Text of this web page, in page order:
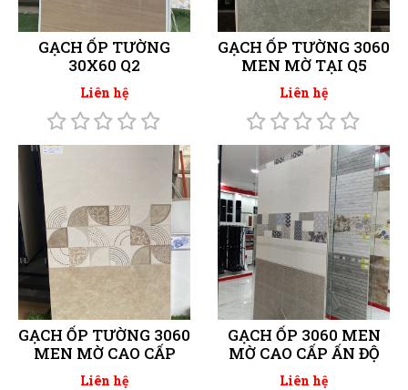
GẠCH ỐP TƯỜNG
30X60 Q2
Liên hệ
GẠCH ỐP TƯỜNG 3060
MEN MỜ TẠI Q5
Liên hệ
GẠCH ỐP TƯỜNG 3060
MEN MỜ CAO CẤP
Liên hệ
GẠCH ỐP 3060 MEN
MỜ CAO CẤP ẤN ĐỘ
Liên hệ